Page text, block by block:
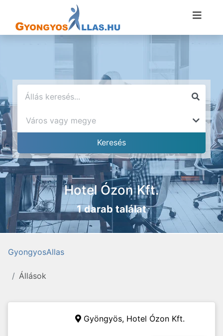
Hotel Ózon Kft.
1 darab találat
GyongyosAllas
Állások
Gyöngyös, Hotel Ózon Kft.